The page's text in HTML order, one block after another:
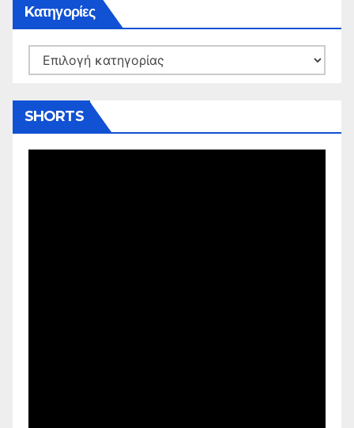
Kατηγορίες
Kατηγορίες
SHORTS